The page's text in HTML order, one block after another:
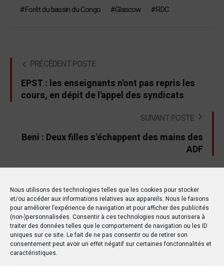
Nous utilisons des technologies telles que les cookies pour stocker
et/ou accéder aux informations relatives aux appareils. Nous le faisons
pour améliorer l’expérience de navigation et pour afficher des publicités
(non-)personnalisées. Consentir à ces technologies nous autorisera à
traiter des données telles que le comportement de navigation ou les ID
uniques sur ce site. Le fait de ne pas consentir ou de retirer son
consentement peut avoir un effet négatif sur certaines fonctonnalités et
caractéristiques.
Forêt du bassin du Congo
Glascow RDC
PRÉCÉDENT POSTE
EPST : les enseignants n'ont pas repris les
cours, en dépit de l'appel des syndicats
SUIVANT POSTE
Beni : Deux filles s'échappent des mains des
ADF
Autres postes
POLITIQUE POLITIQUE